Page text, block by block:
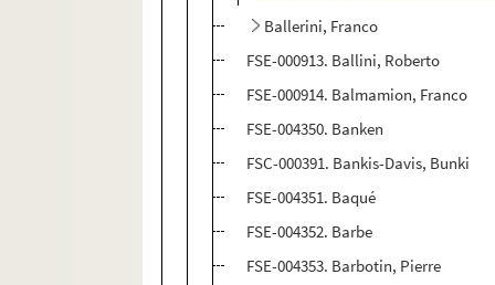
Ballerini, Franco
FSE-000913. Ballini, Roberto
FSE-000914. Balmamion, Franco
FSE-004350. Banken
FSC-000391. Bankis-Davis, Bunki
FSE-004351. Baqué
FSE-004352. Barbe
FSE-004353. Barbotin, Pierre